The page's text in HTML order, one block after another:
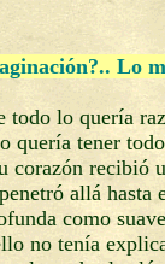
.. Lo
todo lo quería
quería tener
corazón recibió
allá hasta
como
no tenía